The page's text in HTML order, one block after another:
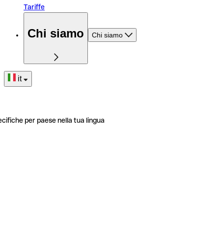
Tariffe
Chi siamo Chi siamo
it
per paese nella tua lingua